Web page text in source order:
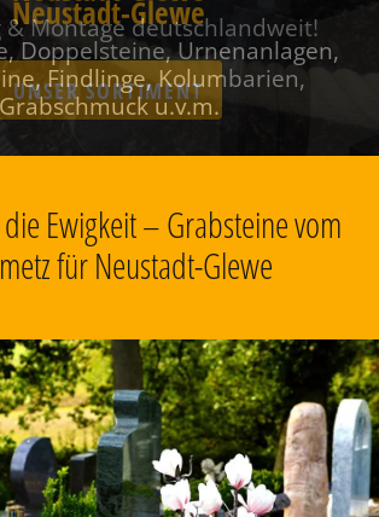
Neustadt-Glewe
Doppelsteine, Urnenanlagen,
Findlinge, Kolumbarien,
Grabschmuck u.v.m.
Ewigkeit – Grabsteine vom
für Neustadt-Glewe